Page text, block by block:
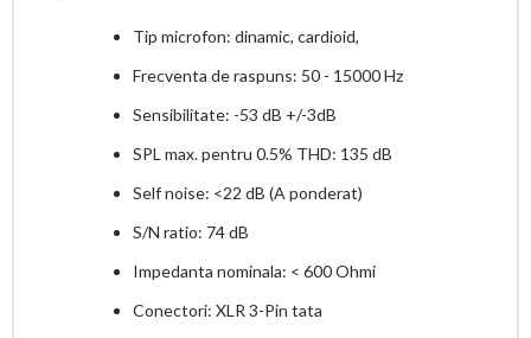
Tip microfon: dinamic, cardioid,
Frecventa de raspuns: 50 - 15000 Hz
Sensibilitate: -53 dB +/-3dB
SPL max. pentru 0.5% THD: 135 dB
Self noise: <22 dB (A ponderat)
S/N ratio: 74 dB
Impedanta nominala: < 600 Ohmi
Conectori: XLR 3-Pin tata